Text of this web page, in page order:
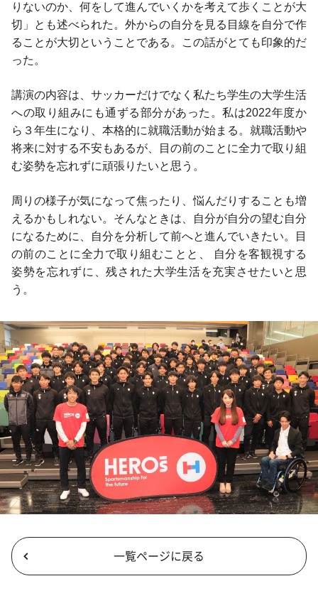
りないのか、何をして進んでいくかを考えて歩くことが大
切」とも述べられた。外からの自分を見る目線を自分で作
ることが大切ということである。この話がとても印象的だ
った。
講演の内容は、サッカーだけでなく私たち学生の大学生活
への取り組みにも通ずる部分があった。私は2022年度か
ら３年生になり、本格的に就職活動が始まる。就職活動や
将来に対する不安もあるが、目の前のことに全力で取り組
む姿勢を忘れずに頑張りたいと思う。
周りの様子が気になって焦ったり、悩んだりすることも増
えるかもしれない。そんなときは、自分が自分の望む自分
になるために、自分を分析して前へと進んでいきたい。目
の前のことに全力で取り組むことと、 自分を客観視する
姿勢を忘れずに、残された大学生活を充実させたいと思
う。
一覧ページに戻る